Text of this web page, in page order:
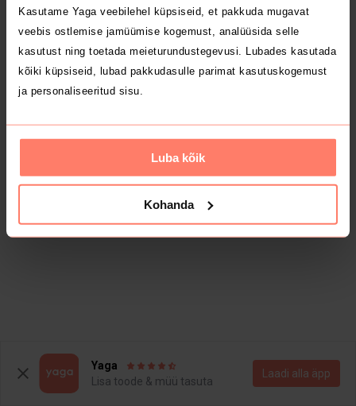
Kasutame Yaga veebilehel küpsiseid, et pakkuda mugavat
veebis ostlemise jamüümise kogemust, analüüsida selle
kasutust ning toetada meieturundustegevusi. Lubades kasutada
kõiki küpsiseid, lubad pakkudasulle parimat kasutuskogemust
ja personaliseeritud sisu.
Luba kõik
Kohanda
Yaga
Lisa toode & müü tasuta
Laadi alla äpp